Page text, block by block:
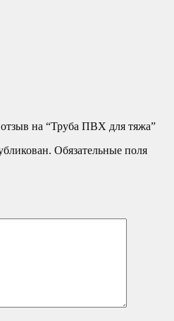
на “Труба ПВХ для тяжа”
Обязательные поля